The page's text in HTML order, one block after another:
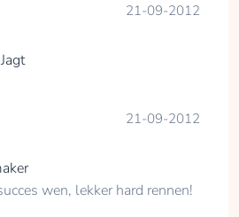
21-09-2012
21-09-2012
wen, lekker hard rennen!